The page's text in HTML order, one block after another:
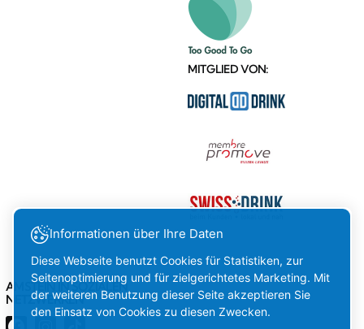
MITGLIED VON:
AMSTEIN IN SOZIALEN
NETZWERKEN
Informationen über Ihre Daten
Diese Webseite benutzt Cookies für Statistiken, zur
Seitenoptimierung und für zielgerichtetes Marketing. Mit
der weiteren Benutzung dieser Seite akzeptieren Sie
den Einsatz von Cookies zu diesen Zwecken.